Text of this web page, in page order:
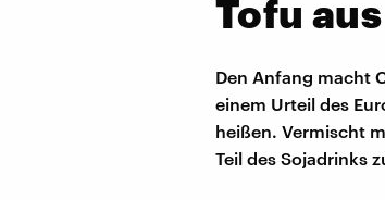
Tofu
Den Anfang macht
einem Urteil des
heißen. Vermischt
Teil des Sojadrinks